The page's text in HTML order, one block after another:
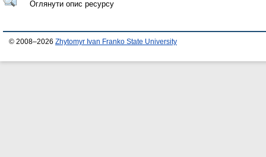
Оглянути опис ресурсу
© 2008–2026 Zhytomyr Ivan Franko State University